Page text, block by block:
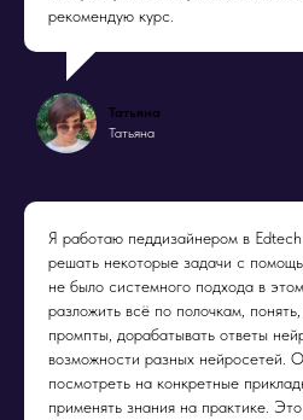
рекомендую курс.
Татьяна
Татьяна
Я работаю педдизайнером в
решать некоторые задачи с
не было системного подхода в
разложить всё по полочкам,
промпты, дорабатывать ответы
возможности разных нейросетей.
посмотреть на конкретные
применять знания на практике.